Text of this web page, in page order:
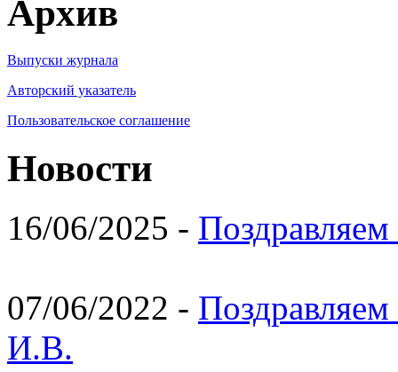
Архив
Выпуски журнала
Авторский указатель
Пользовательское соглашение
Новости
16/06/2025 -
07/06/2022 -
И.В.